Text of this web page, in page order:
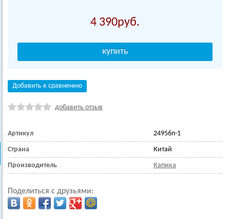
4 390
Добавить к сравнению
добавить отзыв
Артикул 24956п-1
Страна Китай
Производитель Капика
Поделиться с друзьями: